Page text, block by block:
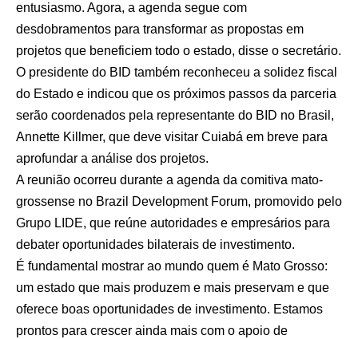
entusiasmo. Agora, a agenda segue com
desdobramentos para transformar as propostas em
projetos que beneficiem todo o estado, disse o secretário.
O presidente do BID também reconheceu a solidez fiscal
do Estado e indicou que os próximos passos da parceria
serão coordenados pela representante do BID no Brasil,
Annette Killmer, que deve visitar Cuiabá em breve para
aprofundar a análise dos projetos.
A reunião ocorreu durante a agenda da comitiva mato-
grossense no Brazil Development Forum, promovido pelo
Grupo LIDE, que reúne autoridades e empresários para
debater oportunidades bilaterais de investimento.
É fundamental mostrar ao mundo quem é Mato Grosso:
um estado que mais produzem e mais preservam e que
oferece boas oportunidades de investimento. Estamos
prontos para crescer ainda mais com o apoio de